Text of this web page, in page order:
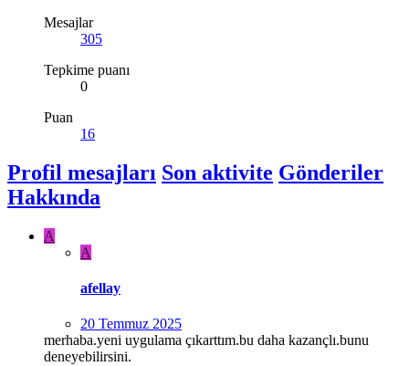
Mesajlar
305
Tepkime puanı
0
Puan
16
Profil mesajları Son aktivite Gönderiler
Hakkında
A
A
afellay
20 Temmuz 2025
merhaba.yeni uygulama çıkarttım.bu daha kazançlı.bunu
deneyebilirsini.